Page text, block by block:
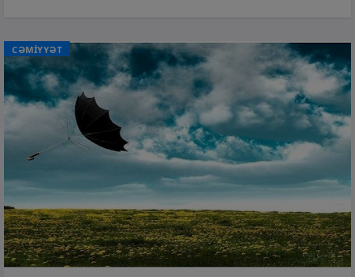
CƏMİYYƏT